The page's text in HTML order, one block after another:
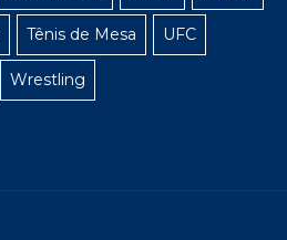
Tênis de Mesa UFC
Wrestling